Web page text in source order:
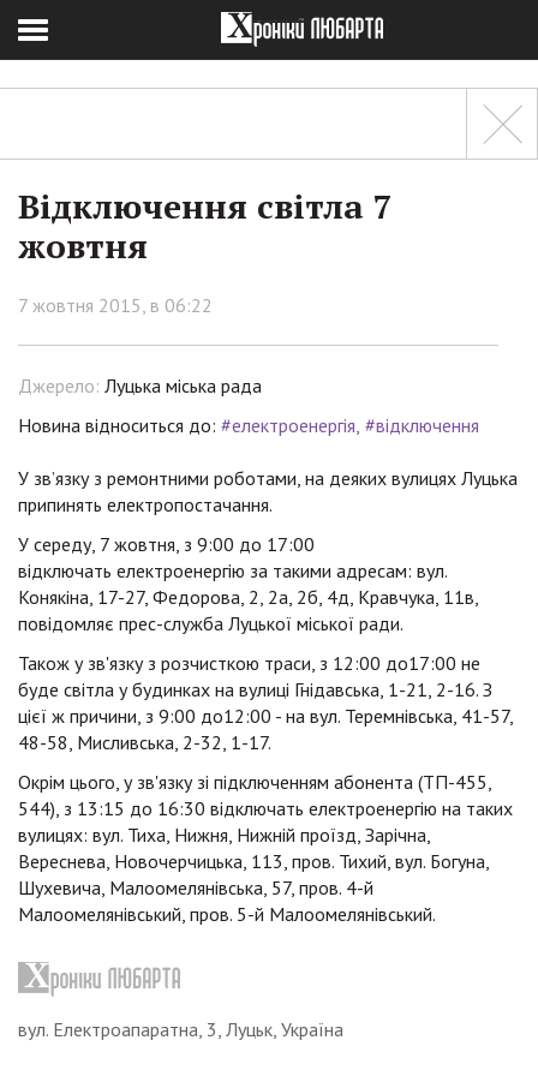
Відключення світла 7
жовтня
7 жовтня 2015, в 06:22
Джерело: Луцька міська рада
Новина відноситься до: #електроенергія #відключення
У зв’язку з ремонтними роботами, на деяких вулицях Луцька
припинять електропостачання.
У середу, 7 жовтня, з 9:00 до 17:00
відключать електроенергію за такими адресам: вул.
Конякіна, 17-27, Федорова, 2, 2а, 2б, 4д, Кравчука, 11в,
повідомляє прес-служба Луцької міської ради.
Також у зв'язку з розчисткою траси, з 12:00 до17:00 не
буде світла у будинках на вулиці Гнідавська, 1-21, 2-16. З
цієї ж причини, з 9:00 до12:00 - на вул. Теремнівська, 41-57,
48-58, Мисливська, 2-32, 1-17.
Окрім цього, у зв'язку зі підключенням абонента (ТП-455,
544), з 13:15 до 16:30 відключать електроенергію на таких
вулицях: вул. Тиха, Нижня, Нижній проїзд, Зарічна,
Вереснева, Новочерчицька, 113, пров. Тихий, вул. Богуна,
Шухевича, Малоомелянівська, 57, пров. 4-й
Малоомелянівський, пров. 5-й Малоомелянівський.
вул. Електроапаратна, 3, Луцьк, Україна